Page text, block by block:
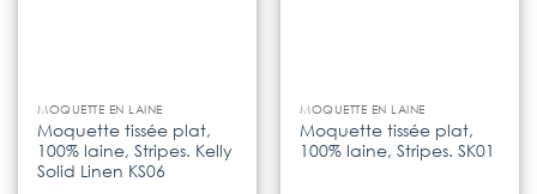
MOQUETTE EN LAINE
Moquette tissée plat,
100% laine, Stripes. Kelly
Solid Linen KS06
MOQUETTE EN LAINE
Moquette tissée plat,
100% laine, Stripes. SK01